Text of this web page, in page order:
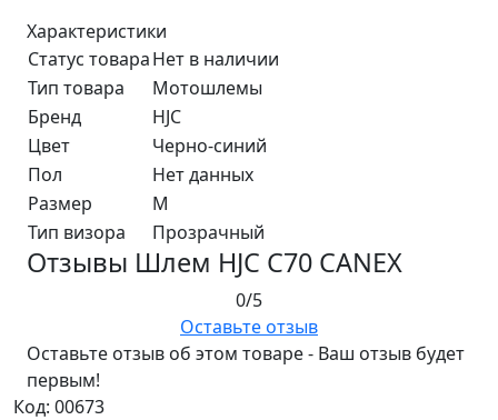
Характеристики
Статус товараНет в наличии
Тип товара
Мотошлемы
Бренд
HJC
Цвет
Черно-синий
Пол
Нет данных
Размер
M
Тип визора
Прозрачный
Отзывы Шлем HJC C70 CANEX
0/5
Оставьте отзыв
Оставьте отзыв об этом товаре - Ваш отзыв будет
первым!
Код: 00673